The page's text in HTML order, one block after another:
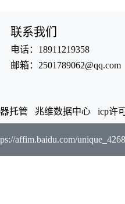
联系我们
电话：18911219358
邮箱：2501789062@qq.com
托管 兆维数据中心 icp许
affim.baidu.com/